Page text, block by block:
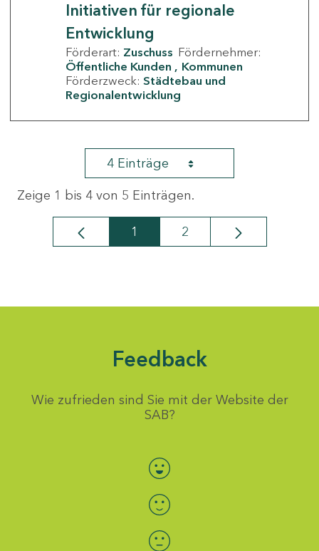
Initiativen für regionale
Entwicklung
Förderart: Zuschuss Fördernehmer:
Öffentliche Kunden
Kommunen
Förderzweck: Städtebau und
Regionalentwicklung
4 Einträge
Zeige 1 bis 4 von 5 Einträgen.
Seite
1 Seite
2
Feedback
Wie zufrieden sind Sie mit der Website der
SAB?
Bewertung auswählen